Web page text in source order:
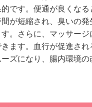
です。便通が良くなる
が短縮され、臭いの発
。さらに、マッサージ
ます。血行が促進され
ズになり、腸内環境の